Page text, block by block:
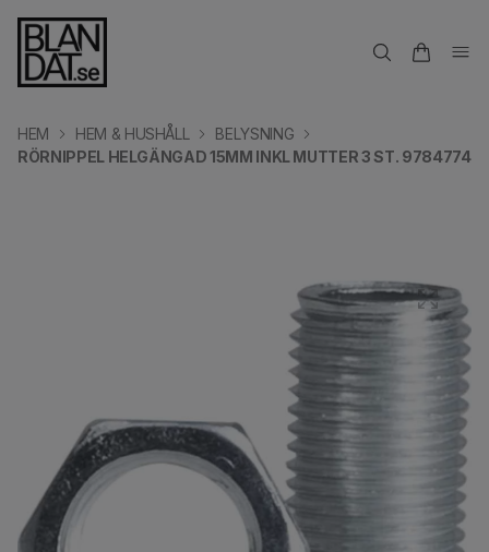
HEM HEM & HUSHÅLL
BELYSNING
RÖRNIPPEL HELGÄNGAD 15MM INKL MUTTER 3 ST. 9784774